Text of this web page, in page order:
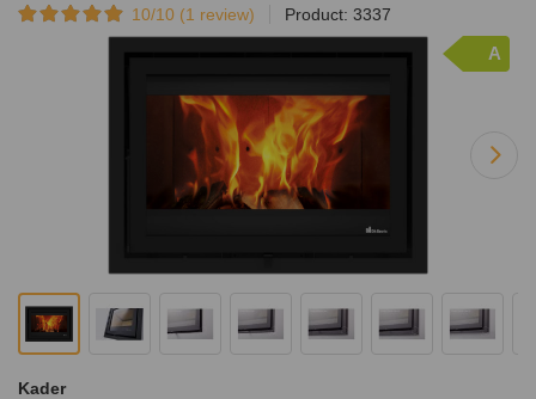
10/10 (1 review) Product: 3337
A
Kader